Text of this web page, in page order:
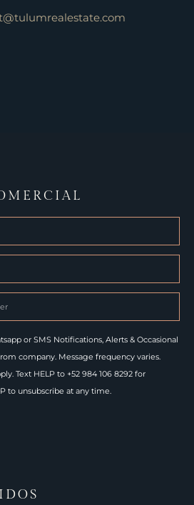
or SMS Notifications, Alerts & Occasional
company. Message frequency varies.
Text HELP to +52 984 106 8292 for
to unsubscribe at any time.